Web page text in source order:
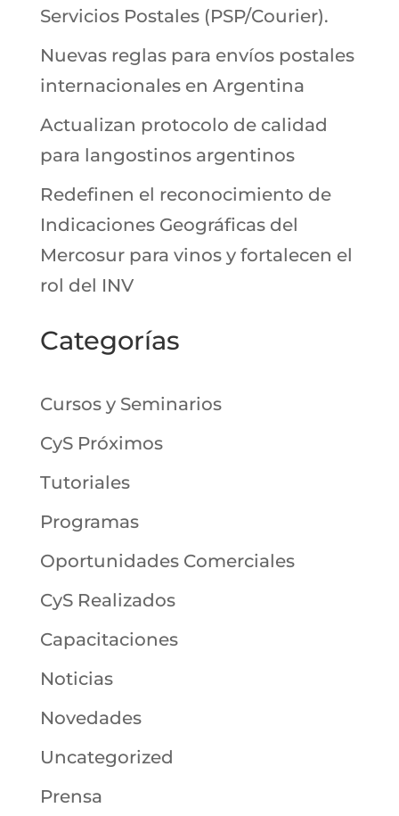
Servicios Postales (PSP/Courier).
Nuevas reglas para envíos postales
internacionales en Argentina
Actualizan protocolo de calidad
para langostinos argentinos
Redefinen el reconocimiento de
Indicaciones Geográficas del
Mercosur para vinos y fortalecen el
rol del INV
Categorías
Cursos y Seminarios
CyS Próximos
Tutoriales
Programas
Oportunidades Comerciales
CyS Realizados
Capacitaciones
Noticias
Novedades
Uncategorized
Prensa